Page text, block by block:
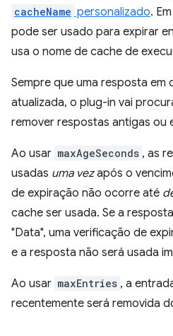
cacheName personalizado.
pode ser usado para expirar
usa o nome de cache de
Sempre que uma resposta em
atualizada, o plug-in vai
remover respostas antigas ou
Ao usar maxAgeSeconds , as
usadas uma vezapós o
de expiração não ocorre até
cache ser usada. Se a
"Data", uma verificação de
e a resposta não será usada
Ao usar maxEntries , a
recentemente será removida